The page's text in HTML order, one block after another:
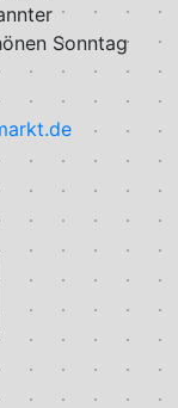
Sonntag